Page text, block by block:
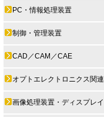
PC・情報処理装置
制御・管理装置
CAD／CAM／CAE
オプトエレクトロニクス関連
画像処理装置・ディスプレイ